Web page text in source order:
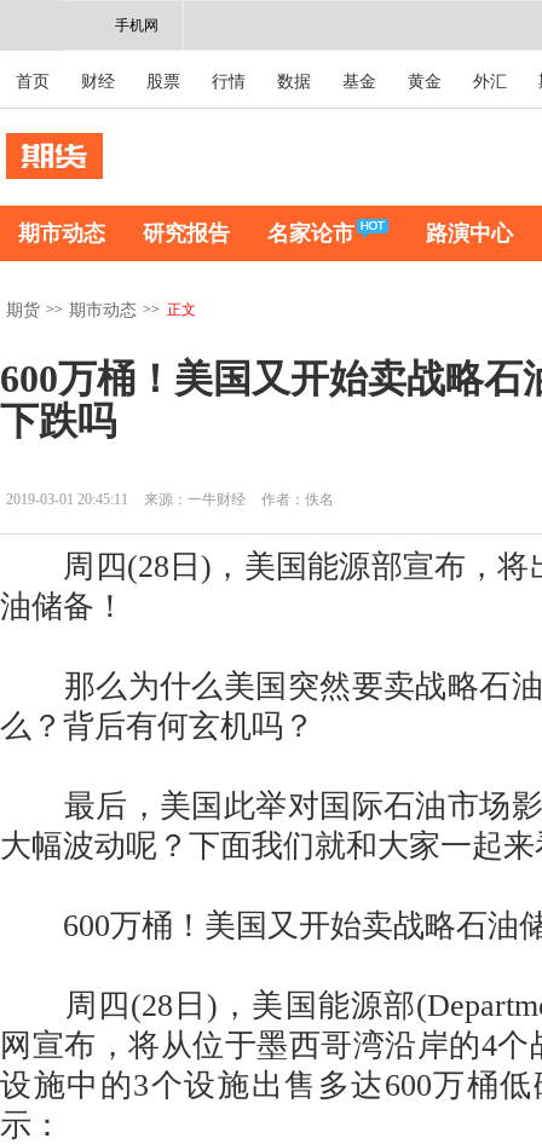
手机网
首页 财经 股票 行情 数据 基金 黄金 外汇
期市动态 研究报告 名家论市 路演中心
期货 >> 期市动态 >> 正文
600万桶！美国又开始卖战略石
下跌吗
2019-03-01 20:45:11 来源：一牛财经 作者：佚名
周四(28日)，美国能源部宣布，将
油储备！
那么为什么美国突然要卖战略石油
么？背后有何玄机吗？
最后，美国此举对国际石油市场影
大幅波动呢？下面我们就和大家一起
600万桶！美国又开始卖战略石油
周四(28日)，美国能源部
网宣布，将从位于墨西哥湾沿岸的4个
设施中的3个设施出售多达600万桶
示：